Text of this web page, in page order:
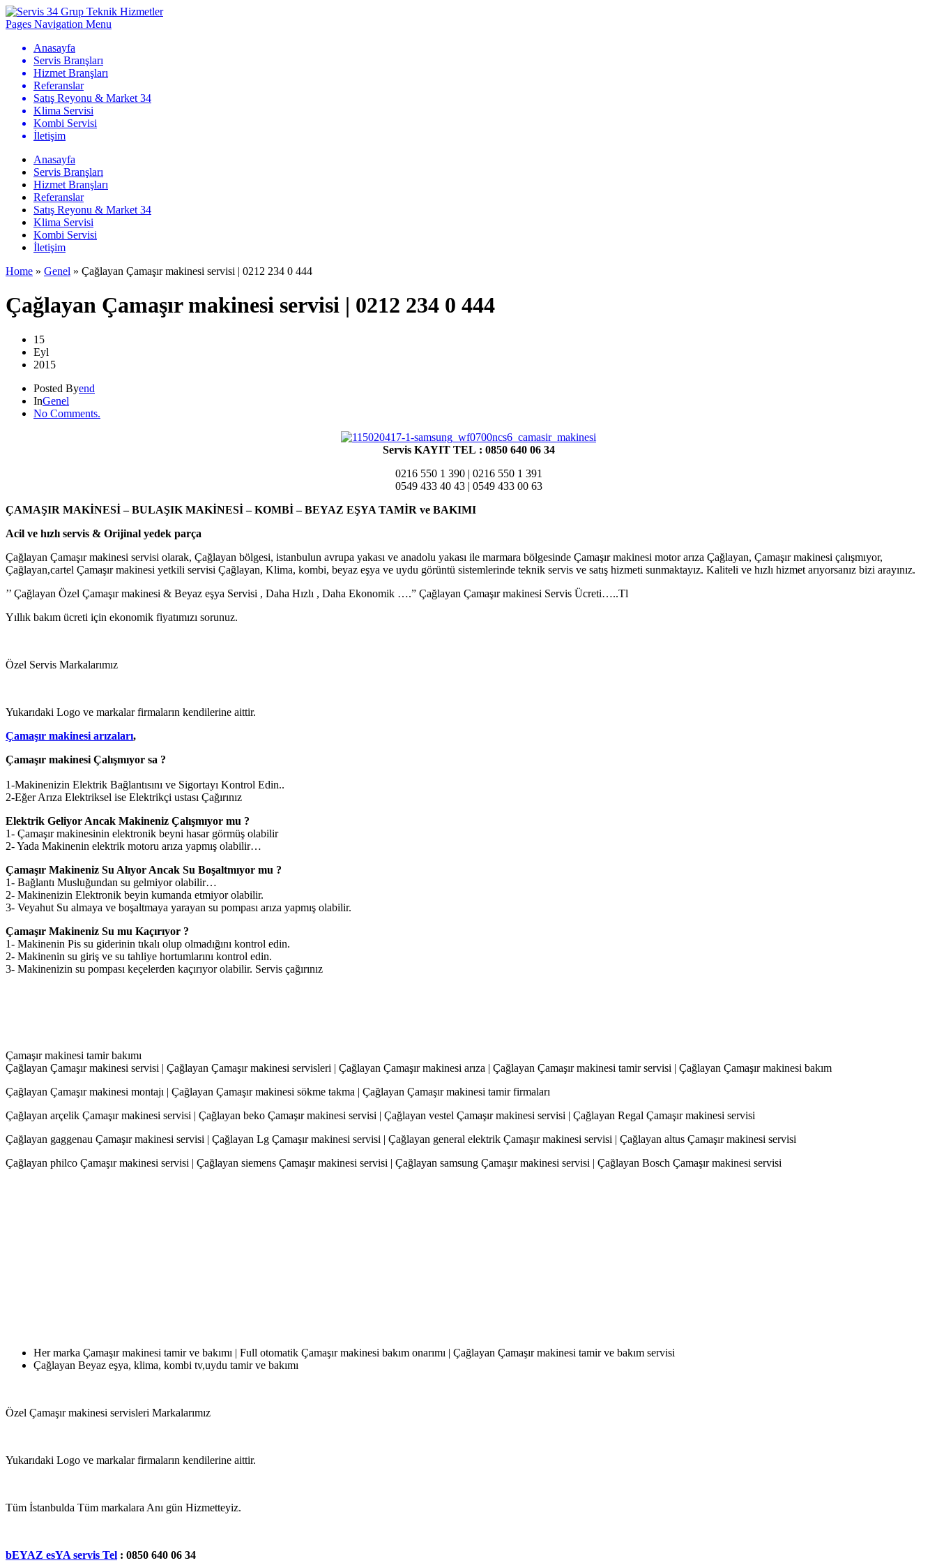
Pages Navigation Menu
Anasayfa
Servis Branşları
Hizmet Branşları
Referanslar
Satış Reyonu & Market 34
Klima Servisi
Kombi Servisi
İletişim
Anasayfa
Servis Branşları
Hizmet Branşları
Referanslar
Satış Reyonu & Market 34
Klima Servisi
Kombi Servisi
İletişim
Home » Genel » Çağlayan Çamaşır makinesi servisi | 0212 234 0 444
Çağlayan Çamaşır makinesi servisi | 0212 234 0 444
15
Eyl
2015
Posted Byend
InGenel
No Comments.
Servis KAYIT TEL : 0850 640 06 34
0216 550 1 390 | 0216 550 1 391
0549 433 40 43 | 0549 433 00 63
ÇAMAŞIR MAKİNESİ – BULAŞIK MAKİNESİ – KOMBİ – BEYAZ EŞYA TAMİR ve BAKIMI
Acil ve hızlı servis & Orijinal yedek parça
Çağlayan Çamaşır makinesi servisi olarak, Çağlayan bölgesi, istanbulun avrupa yakası ve anadolu yakası ile marmara bölgesinde Çamaşır makinesi motor arıza Çağlayan, Çamaşır makinesi çalışmıyor,
Çağlayan,cartel Çamaşır makinesi yetkili servisi Çağlayan, Klima, kombi, beyaz eşya ve uydu görüntü sistemlerinde teknik servis ve satış hizmeti sunmaktayız. Kaliteli ve hızlı hizmet arıyorsanız bizi arayınız.
’’ Çağlayan Özel Çamaşır makinesi & Beyaz eşya Servisi , Daha Hızlı , Daha Ekonomik ….” Çağlayan Çamaşır makinesi Servis Ücreti…..Tl
Yıllık bakım ücreti için ekonomik fiyatımızı sorunuz.
Özel Servis Markalarımız
Yukarıdaki Logo ve markalar firmaların kendilerine aittir.
Çamaşır makinesi arızaları,
Çamaşır makinesi Çalışmıyor sa ?
1-Makinenizin Elektrik Bağlantısını ve Sigortayı Kontrol Edin..
2-Eğer Arıza Elektriksel ise Elektrikçi ustası Çağırınız
Elektrik Geliyor Ancak Makineniz Çalışmıyor mu ?
1- Çamaşır makinesinin elektronik beyni hasar görmüş olabilir
2- Yada Makinenin elektrik motoru arıza yapmış olabilir…
Çamaşır Makineniz Su Alıyor Ancak Su Boşaltmıyor mu ?
1- Bağlantı Musluğundan su gelmiyor olabilir…
2- Makinenizin Elektronik beyin kumanda etmiyor olabilir.
3- Veyahut Su almaya ve boşaltmaya yarayan su pompası arıza yapmış olabilir.
Çamaşır Makineniz Su mu Kaçırıyor ?
1- Makinenin Pis su giderinin tıkalı olup olmadığını kontrol edin.
2- Makinenin su giriş ve su tahliye hortumlarını kontrol edin.
3- Makinenizin su pompası keçelerden kaçırıyor olabilir. Servis çağırınız
Çamaşır makinesi tamir bakımı
Çağlayan Çamaşır makinesi servisi | Çağlayan Çamaşır makinesi servisleri | Çağlayan Çamaşır makinesi arıza | Çağlayan Çamaşır makinesi tamir servisi | Çağlayan Çamaşır makinesi bakım
Çağlayan Çamaşır makinesi montajı | Çağlayan Çamaşır makinesi sökme takma | Çağlayan Çamaşır makinesi tamir firmaları
Çağlayan arçelik Çamaşır makinesi servisi | Çağlayan beko Çamaşır makinesi servisi | Çağlayan vestel Çamaşır makinesi servisi | Çağlayan Regal Çamaşır makinesi servisi
Çağlayan gaggenau Çamaşır makinesi servisi | Çağlayan Lg Çamaşır makinesi servisi | Çağlayan general elektrik Çamaşır makinesi servisi | Çağlayan altus Çamaşır makinesi servisi
Çağlayan philco Çamaşır makinesi servisi | Çağlayan siemens Çamaşır makinesi servisi | Çağlayan samsung Çamaşır makinesi servisi | Çağlayan Bosch Çamaşır makinesi servisi
Her marka Çamaşır makinesi tamir ve bakımı | Full otomatik Çamaşır makinesi bakım onarımı | Çağlayan Çamaşır makinesi tamir ve bakım servisi
Çağlayan Beyaz eşya, klima, kombi tv,uydu tamir ve bakımı
Özel Çamaşır makinesi servisleri Markalarımız
Yukarıdaki Logo ve markalar firmaların kendilerine aittir.
Tüm İstanbulda Tüm markalara Anı gün Hizmetteyiz.
bEYAZ esYA servis Tel : 0850 640 06 34